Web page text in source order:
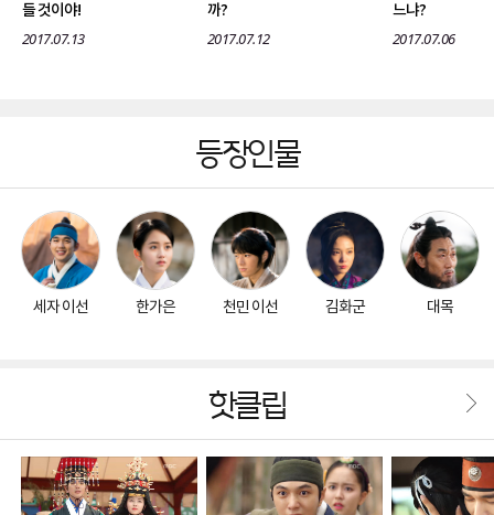
들 것이야!
2017.07.13
까?
2017.07.12
느냐?
2017.07.06
등장인물
세자 이선 한가은 천민 이선 김화군 대목
핫클립